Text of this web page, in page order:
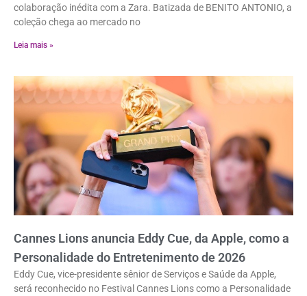
colaboração inédita com a Zara. Batizada de BENITO ANTONIO, a
coleção chega ao mercado no
Leia mais »
Cannes Lions anuncia Eddy Cue, da Apple, como a
Personalidade do Entretenimento de 2026
Eddy Cue, vice-presidente sênior de Serviços e Saúde da Apple,
será reconhecido no Festival Cannes Lions como a Personalidade